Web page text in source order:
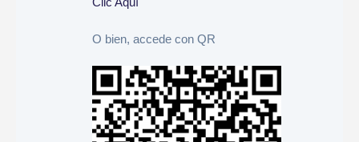
O bien, accede con QR